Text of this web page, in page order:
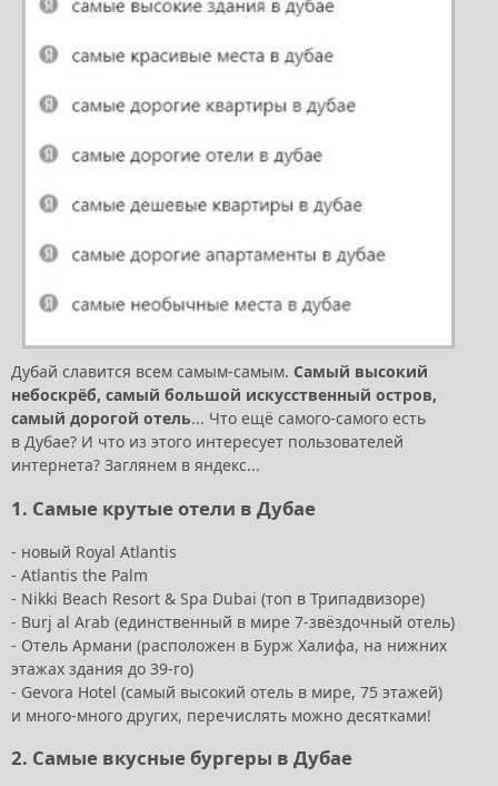
Дубай славится всем самым-самым. Самый высокий
небоскрёб, самый большой искусственный остров,
самый дорогой отель... Что ещё самого-самого есть
в Дубае? И что из этого интересует пользователей
интернета? Заглянем в яндекс...
1. Самые крутые отели в Дубае
- новый Royal Atlantis
- Atlantis the Palm
- Nikki Beach Resort & Spa Dubai (топ в Трипадвизоре)
- Burj al Arab (единственный в мире 7-звёздочный отель)
- Отель Армани (расположен в Бурж Халифа, на нижних
этажах здания до 39-го)
- Gevora Hotel (самый высокий отель в мире, 75 этажей)
и много-много других, перечислять можно десятками!
2. Самые вкусные бургеры в Дубае